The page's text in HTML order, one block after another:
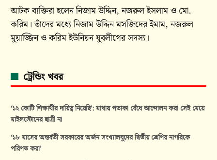
আটক ব্যক্তিরা হলেন নিজাম উদ্দিন, নজরুল ইসলাম ও মো.
করিম। তাঁদের মধ্যে নিজাম উদ্দিন মসজিদের ইমাম, নজরুল
মুয়াজ্জিন ও করিম ইউনিয়ন যুবলীগের সদস্য।
ট্রেন্ডিং খবর
‘১২ কোটি শিক্ষার্থীর দায়িত্ব নিয়েছি’: মাথায় পতাকা বেঁধে আন্দোলন করা সেই মেয়ে
মাইলস্টোনের ছাত্রী না
‘১৮ মাসের অন্তর্বর্তী সরকারের অর্জন সংখ্যালঘুদের দ্বিতীয় শ্রেণির নাগরিকে
পরিণত করা’